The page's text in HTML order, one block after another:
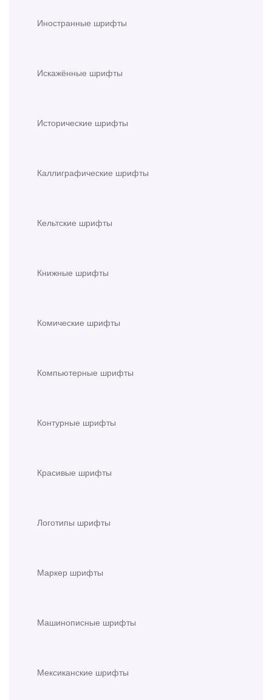
Иностранные шрифты
Искажённые шрифты
Исторические шрифты
Каллиграфические шрифты
Кельтские шрифты
Книжные шрифты
Комические шрифты
Компьютерные шрифты
Контурные шрифты
Красивые шрифты
Логотипы шрифты
Маркер шрифты
Машинописные шрифты
Мексиканские шрифты